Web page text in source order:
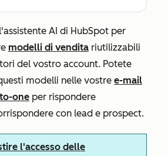
AI di HubSpot per
modelli di vendita riutilizzabili
del vostro account. Potete
modelli nelle vostre e-mail
one per rispondere
con lead e prospect.
l'accesso delle